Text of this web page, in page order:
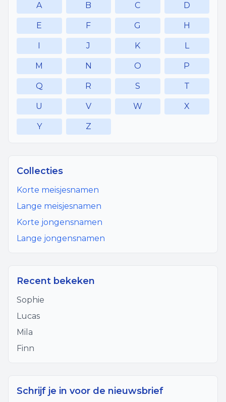
A B C D
E F G H
I J K L
M N O P
Q R S T
U V W X
Y Z
Collecties
Korte meisjesnamen
Lange meisjesnamen
Korte jongensnamen
Lange jongensnamen
Recent bekeken
Sophie
Lucas
Mila
Finn
Schrijf je in voor de nieuwsbrief